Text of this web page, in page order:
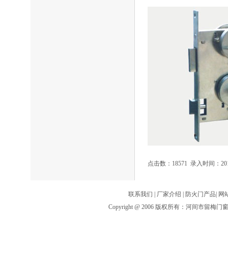
点击数：18571 录入时间：
联系我们 厂家介绍 防火门产品 网
Copyright @ 2006 版权所有：河间市留梅门